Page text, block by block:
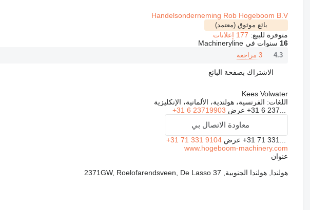
Handelsonderneming Rob Hogeboom B.V
بائع موثوق (معتمد)
متوفرة للبيع: 177 إعلانات
16 سنوات في Machineryline
4.3 3 مراجعة
الاشتراك بصفحة البائع
Kees Volwater
اللغات: الفرنسية، هولندية، الألمانية، الإنكليزية
+31 6 237... عرض +31 6 23719903
معاودة الاتصال بي
+31 71 331... عرض +31 71 331 9104
www.hogeboom-machinery.com
عنوان
هولندا, هولندا الجنوبية, 2371GW, Roelofarendsveen, De Lasso 37